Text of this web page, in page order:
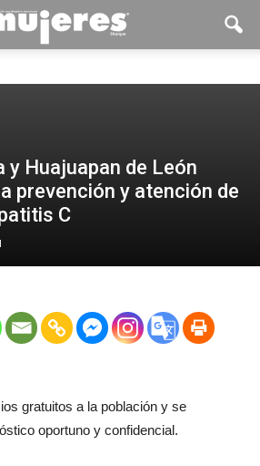
y Huajuapan de León
prevención y atención de
C
gratuitos a la población y se
oportuno y confidencial.